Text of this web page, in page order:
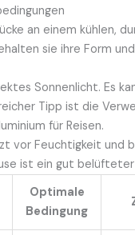
an einem kühlen,
sie ihre Form
Sonnenlicht. Es
Tipp ist die
für Reisen.
vor Feuchtigkeit und
ist ein gut
Optimale
Bedingung